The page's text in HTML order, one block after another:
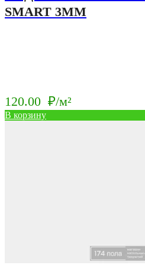
SMART 3ММ
120.00 ₽/м²
В корзину